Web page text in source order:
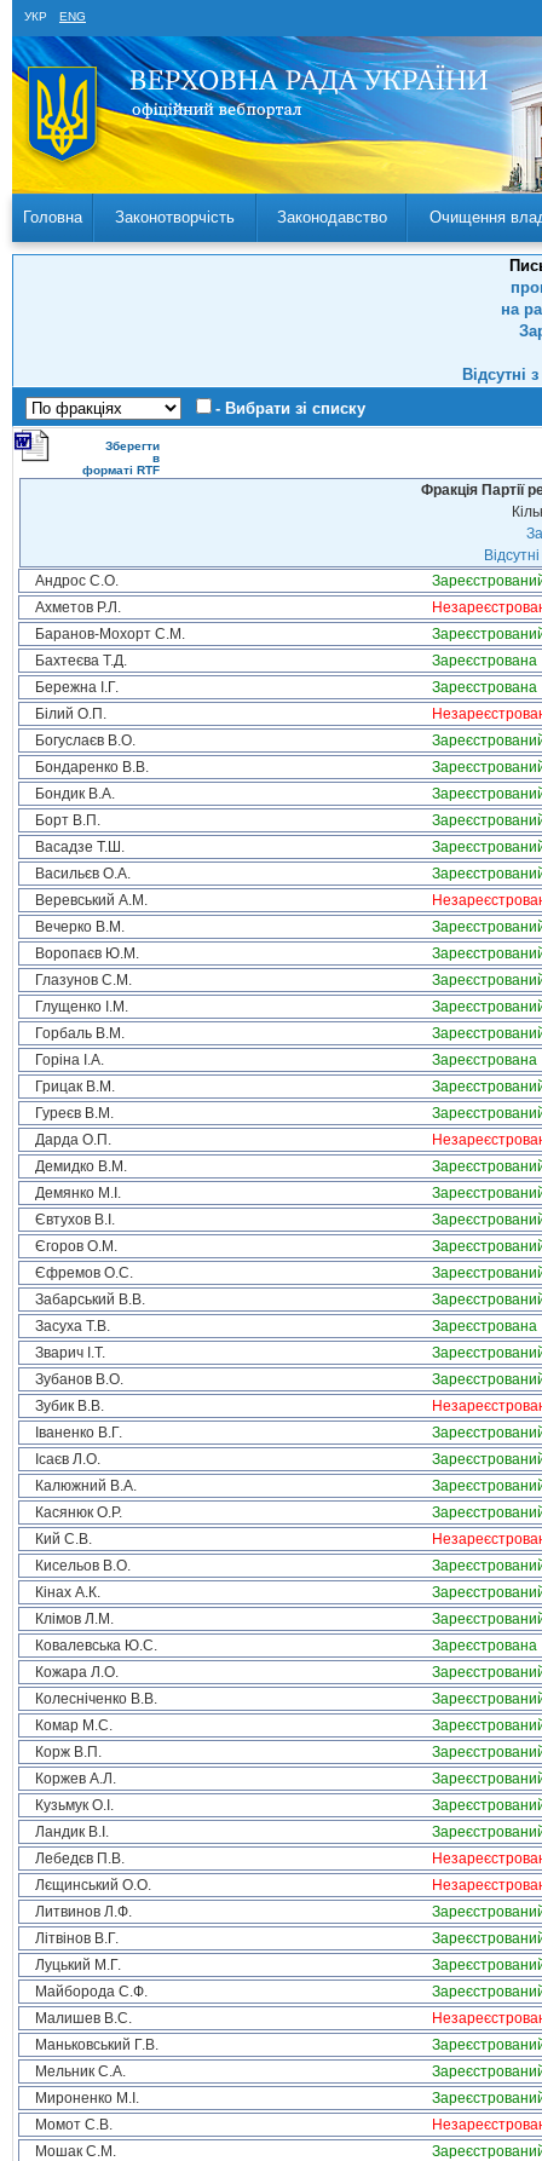
УКР ENG
Головна Законотворчість Законодавство Очищення
на
Відсутні
- Вибрати зі списку
Зберегти
в
форматі RTF
Фракція Партії
Андрос С.О.
Ахметов Р.Л.
Баранов-Мохорт С.М.
Бахтеєва Т.Д.
Зареєстрована
Бережна І.Г.
Зареєстрована
Білий О.П.
Богуслаєв В.О.
Бондаренко В.В.
Бондик В.А.
Борт В.П.
Васадзе Т.Ш.
Васильєв О.А.
Веревський А.М.
Вечерко В.М.
Воропаєв Ю.М.
Глазунов С.М.
Глущенко І.М.
Горбаль В.М.
Горіна І.А.
Зареєстрована
Грицак В.М.
Гуреєв В.М.
Дарда О.П.
Демидко В.М.
Демянко М.І.
Євтухов В.І.
Єгоров О.М.
Єфремов О.С.
Забарський В.В.
Засуха Т.В.
Зареєстрована
Зварич І.Т.
Зубанов В.О.
Зубик В.В.
Іваненко В.Г.
Ісаєв Л.О.
Калюжний В.А.
Касянюк О.Р.
Кий С.В.
Кисельов В.О.
Кінах А.К.
Клімов Л.М.
Ковалевська Ю.С.
Зареєстрована
Кожара Л.О.
Колесніченко В.В.
Комар М.С.
Корж В.П.
Коржев А.Л.
Кузьмук О.І.
Ландик В.І.
Лебедєв П.В.
Лєщинський О.О.
Литвинов Л.Ф.
Літвінов В.Г.
Луцький М.Г.
Майборода С.Ф.
Малишев В.С.
Маньковський Г.В.
Мельник С.А.
Мироненко М.І.
Момот С.В.
Мошак С.М.